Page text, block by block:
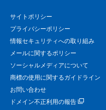
サイトポリシー
プライバシーポリシー
情報セキュリティへの取り組み
メールに関するポリシー
ソーシャルメディアについて
商標の使用に関するガイドライン
お問い合わせ
ドメイン不正利用の報告